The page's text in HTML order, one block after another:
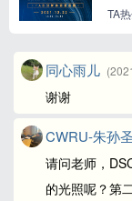
TA
同心雨儿
谢谢
CWRU-朱孙圣
请问老师，
的光照呢？第